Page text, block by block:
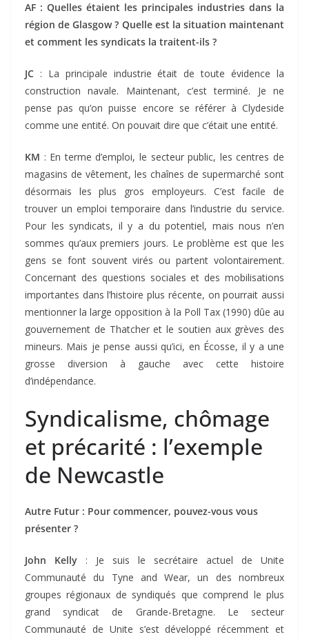
AF : Quelles étaient les principales industries dans la
région de Glasgow ? Quelle est la situation maintenant
et comment les syndicats la traitent-ils ?
JC : La principale industrie était de toute évidence la
construction navale. Maintenant, c’est terminé. Je ne
pense pas qu’on puisse encore se référer à Clydeside
comme une entité. On pouvait dire que c’était une entité.
KM : En terme d’emploi, le secteur public, les centres de
magasins de vêtement, les chaînes de supermarché sont
désormais les plus gros employeurs. C’est facile de
trouver un emploi temporaire dans l’industrie du service.
Pour les syndicats, il y a du potentiel, mais nous n’en
sommes qu’aux premiers jours. Le problème est que les
gens se font souvent virés ou partent volontairement.
Concernant des questions sociales et des mobilisations
importantes dans l’histoire plus récente, on pourrait aussi
mentionner la large opposition à la Poll Tax (1990) dûe au
gouvernement de Thatcher et le soutien aux grèves des
mineurs. Mais je pense aussi qu’ici, en Écosse, il y a une
grosse diversion à gauche avec cette histoire
d’indépendance.
Syndicalisme, chômage
et précarité : l’exemple
de Newcastle
Autre Futur : Pour commencer, pouvez-vous vous
présenter ?
John Kelly : Je suis le secrétaire actuel de Unite
Communauté du Tyne and Wear, un des nombreux
groupes régionaux de syndiqués que comprend le plus
grand syndicat de Grande-Bretagne. Le secteur
Communauté de Unite s’est développé récemment et